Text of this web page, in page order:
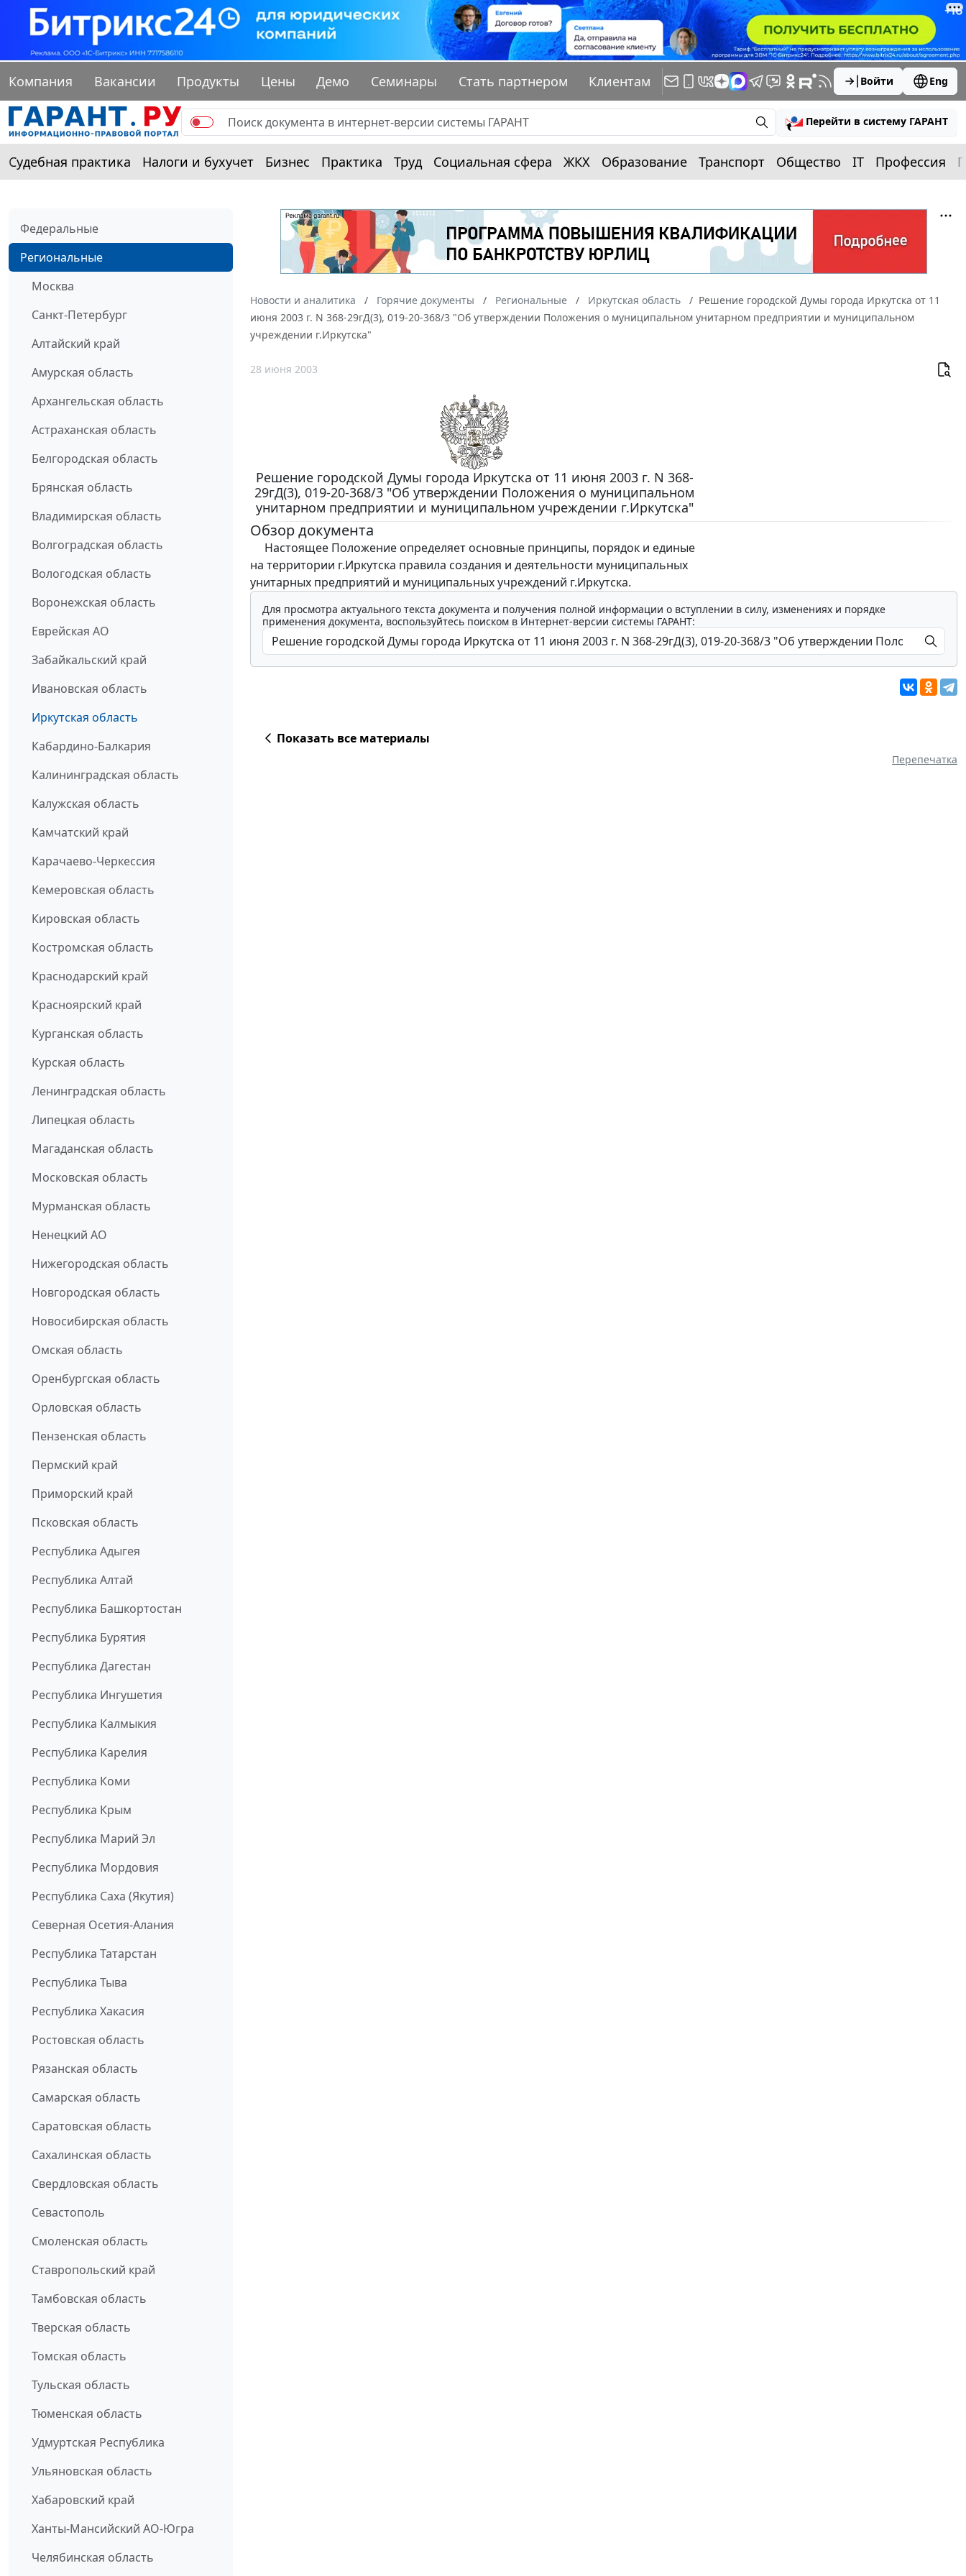
Компания Вакансии Продукты Цены Демо Семинары Стать партнером Клиентам Войти Eng
Перейти в систему ГАРАНТ
Судебная практика Налоги и бухучет Бизнес Практика Труд Социальная сфера ЖКХ Образование Транспорт Общество IT Профессия
Федеральные
Региональные
Москва
Санкт-Петербург
Алтайский край
Амурская область
Архангельская область
Астраханская область
Белгородская область
Брянская область
Владимирская область
Волгоградская область
Вологодская область
Воронежская область
Еврейская АО
Забайкальский край
Ивановская область
Иркутская область
Кабардино-Балкария
Калининградская область
Калужская область
Камчатский край
Карачаево-Черкессия
Кемеровская область
Кировская область
Костромская область
Краснодарский край
Красноярский край
Курганская область
Курская область
Ленинградская область
Липецкая область
Магаданская область
Московская область
Мурманская область
Ненецкий АО
Нижегородская область
Новгородская область
Новосибирская область
Омская область
Оренбургская область
Орловская область
Пензенская область
Пермский край
Приморский край
Псковская область
Республика Адыгея
Республика Алтай
Республика Башкортостан
Республика Бурятия
Республика Дагестан
Республика Ингушетия
Республика Калмыкия
Республика Карелия
Республика Коми
Республика Крым
Республика Марий Эл
Республика Мордовия
Республика Саха (Якутия)
Северная Осетия-Алания
Республика Татарстан
Республика Тыва
Республика Хакасия
Ростовская область
Рязанская область
Самарская область
Саратовская область
Сахалинская область
Свердловская область
Севастополь
Смоленская область
Ставропольский край
Тамбовская область
Тверская область
Томская область
Тульская область
Тюменская область
Удмуртская Республика
Ульяновская область
Хабаровский край
Ханты-Мансийский АО-Югра
Челябинская область
Новости и аналитика Горячие документы Региональные Иркутская область
Решение городской Думы города Иркутска от 11
июня 2003 г. N 368-29гД(3), 019-20-368/3 "Об утверждении Положения о муниципальном унитарном предприятии и муниципальном
учреждении г.Иркутска"
28 июня 2003
Решение городской Думы города Иркутска от 11 июня 2003 г. N 368-
29гД(3), 019-20-368/3 "Об утверждении Положения о муниципальном
унитарном предприятии и муниципальном учреждении г.Иркутска"
Обзор документа
Настоящее Положение определяет основные принципы, порядок и единые
на территории г.Иркутска правила создания и деятельности муниципальных
унитарных предприятий и муниципальных учреждений г.Иркутска.
Для просмотра актуального текста документа и получения полной информации о вступлении в силу, изменениях и порядке
применения документа, воспользуйтесь поиском в Интернет-версии системы ГАРАНТ:
Показать все материалы
Перепечатка